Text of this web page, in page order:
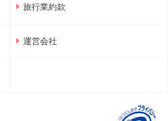
旅行業約款
運営会社